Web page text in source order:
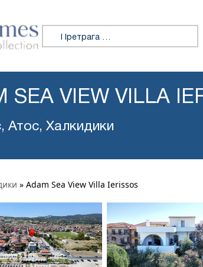
Претражи:
SEA VIEW VILLA
Атос, Халкидики
» Adam Sea View Villa Ierissos